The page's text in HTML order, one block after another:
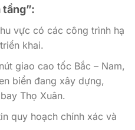
vực có các công trình hạ
khai.
giao cao tốc Bắc – Nam,
biển đang xây dựng,
Thọ Xuân.
quy hoạch chính xác và